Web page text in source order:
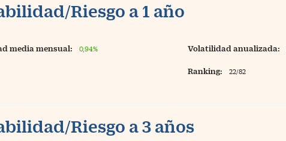
Riesgo a 1 año
media mensual: 0,94% Volatilidad anualizada:
Ranking: 22/82
Riesgo a 3 años